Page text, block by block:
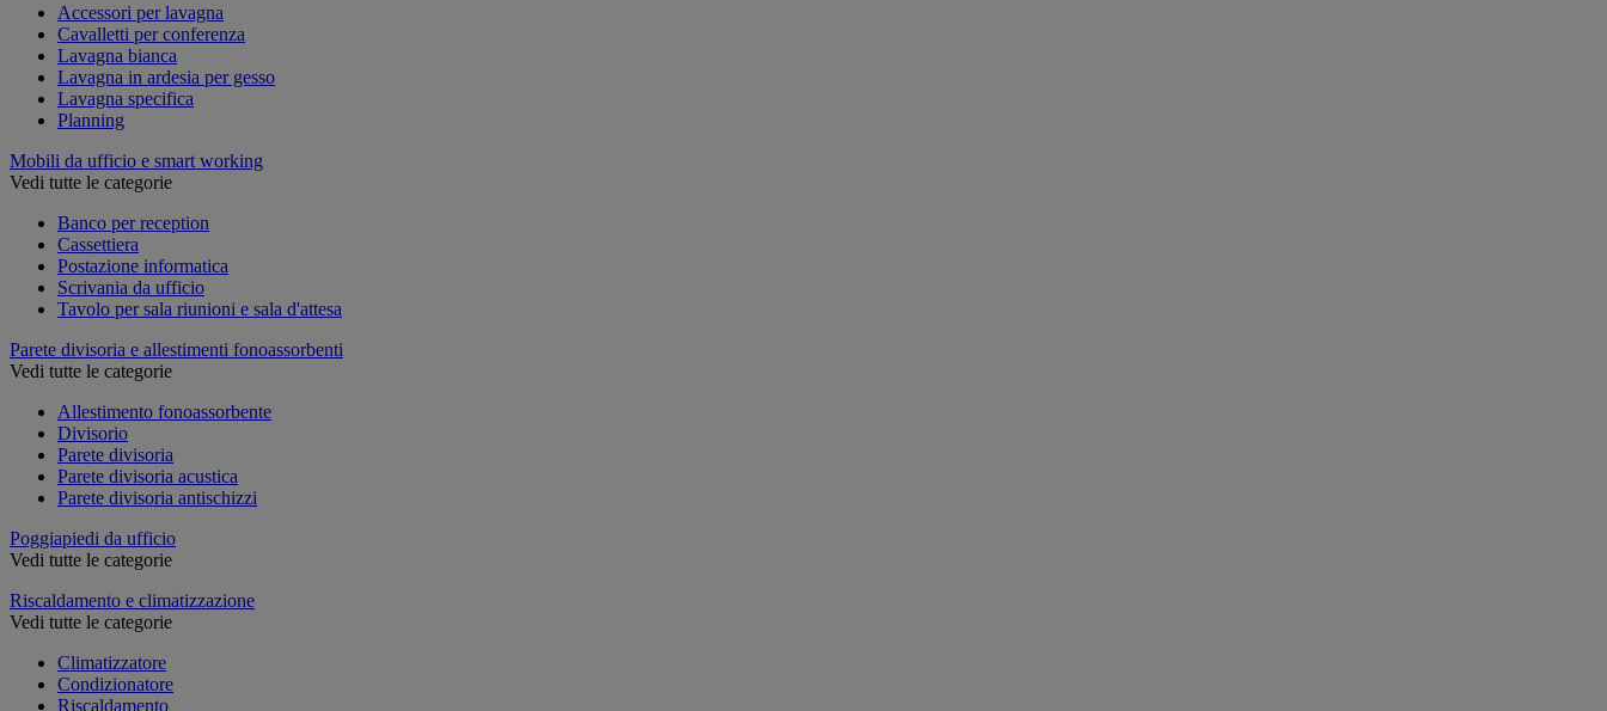
Accessori per lavagna
Cavalletti per conferenza
Lavagna bianca
Lavagna in ardesia per gesso
Lavagna specifica
Planning
Mobili da ufficio e smart working
Vedi tutte le categorie
Banco per reception
Cassettiera
Postazione informatica
Scrivania da ufficio
Tavolo per sala riunioni e sala d'attesa
Parete divisoria e allestimenti fonoassorbenti
Vedi tutte le categorie
Allestimento fonoassorbente
Divisorio
Parete divisoria
Parete divisoria acustica
Parete divisoria antischizzi
Poggiapiedi da ufficio
Vedi tutte le categorie
Riscaldamento e climatizzazione
Vedi tutte le categorie
Climatizzatore
Condizionatore
Riscaldamento